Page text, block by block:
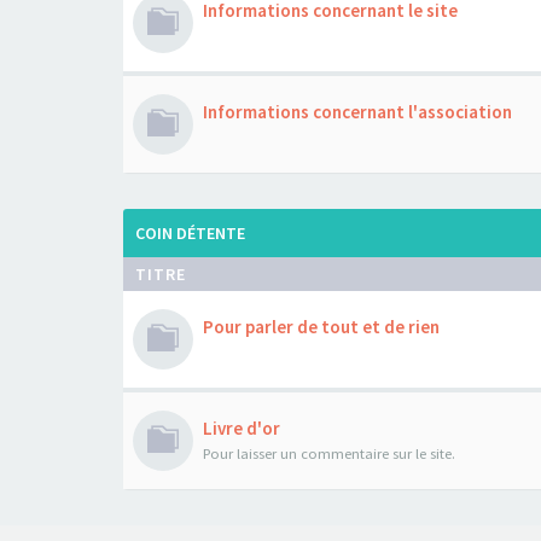
Informations concernant le site
Informations concernant l'association
COIN DÉTENTE
TITRE
Pour parler de tout et de rien
Livre d'or
Pour laisser un commentaire sur le site.